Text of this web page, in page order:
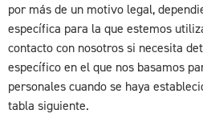
por más de un motivo legal,
específica para la que estemos
contacto con nosotros si necesita
específico en el que nos basamos
personales cuando se haya
tabla siguiente.